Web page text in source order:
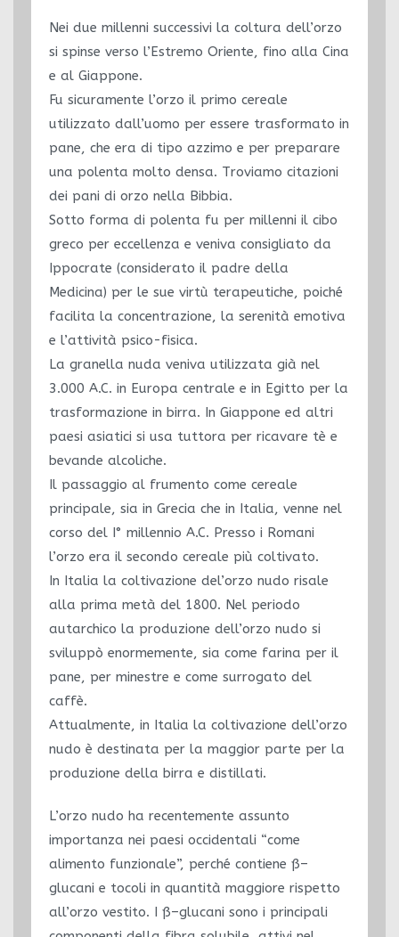
Nei due millenni successivi la coltura dell’orzo
si spinse verso l’Estremo Oriente, fino alla Cina
e al Giappone.
Fu sicuramente l’orzo il primo cereale
utilizzato dall’uomo per essere trasformato in
pane, che era di tipo azzimo e per preparare
una polenta molto densa. Troviamo citazioni
dei pani di orzo nella Bibbia.
Sotto forma di polenta fu per millenni il cibo
greco per eccellenza e veniva consigliato da
Ippocrate (considerato il padre della
Medicina) per le sue virtù terapeutiche, poiché
facilita la concentrazione, la serenità emotiva
e l’attività psico-fisica.
La granella nuda veniva utilizzata già nel
3.000 A.C. in Europa centrale e in Egitto per la
trasformazione in birra. In Giappone ed altri
paesi asiatici si usa tuttora per ricavare tè e
bevande alcoliche.
Il passaggio al frumento come cereale
principale, sia in Grecia che in Italia, venne nel
corso del I° millennio A.C. Presso i Romani
l’orzo era il secondo cereale più coltivato.
In Italia la coltivazione del’orzo nudo risale
alla prima metà del 1800. Nel periodo
autarchico la produzione dell’orzo nudo si
sviluppò enormemente, sia come farina per il
pane, per minestre e come surrogato del
caffè.
Attualmente, in Italia la coltivazione dell’orzo
nudo è destinata per la maggior parte per la
produzione della birra e distillati.
L’orzo nudo ha recentemente assunto
importanza nei paesi occidentali “come
alimento funzionale”, perché contiene ß–
glucani e tocoli in quantità maggiore rispetto
all’orzo vestito. I ß–glucani sono i principali